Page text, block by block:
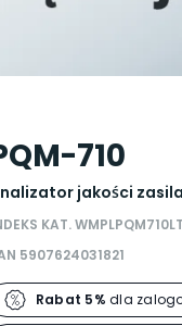
710
jakości
KAT.
5907624031821
Rabat 5% dla